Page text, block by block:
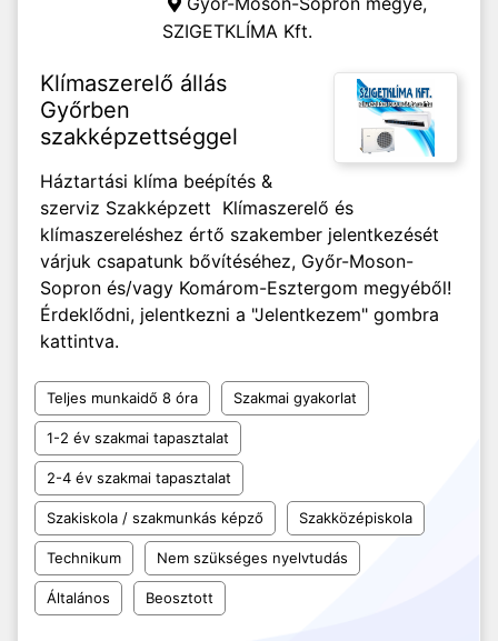
SZIGETKLÍMA Kft.
Klímaszerelő állás
Győrben
szakképzettséggel
Háztartási klíma beépítés &
szerviz Szakképzett Klímaszerelő és
klímaszereléshez értő szakember jelentkezését
várjuk csapatunk bővítéséhez, Győr-Moson-
Sopron és/vagy Komárom-Esztergom megyéből!
Érdeklődni, jelentkezni a "Jelentkezem" gombra
kattintva.
Teljes munkaidő 8 óra Szakmai gyakorlat
1-2 év szakmai tapasztalat
2-4 év szakmai tapasztalat
Szakiskola / szakmunkás képző Szakközépiskola
Technikum Nem szükséges nyelvtudás
Általános Beosztott